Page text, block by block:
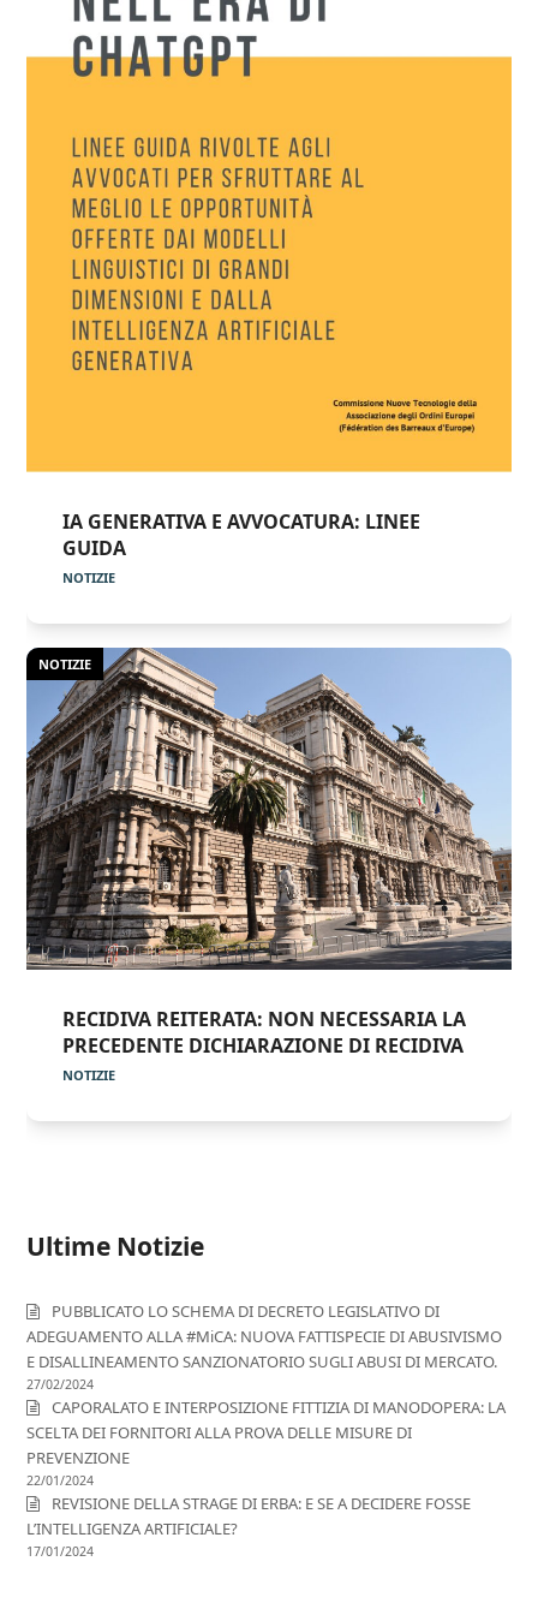
IA GENERATIVA E AVVOCATURA: LINEE
GUIDA
NOTIZIE
NOTIZIE
RECIDIVA REITERATA: NON NECESSARIA LA
PRECEDENTE DICHIARAZIONE DI RECIDIVA
NOTIZIE
Ultime Notizie
PUBBLICATO LO SCHEMA DI DECRETO LEGISLATIVO DI
ADEGUAMENTO ALLA #MiCA: NUOVA FATTISPECIE DI ABUSIVISMO
E DISALLINEAMENTO SANZIONATORIO SUGLI ABUSI DI MERCATO.
27/02/2024
CAPORALATO E INTERPOSIZIONE FITTIZIA DI MANODOPERA: LA
SCELTA DEI FORNITORI ALLA PROVA DELLE MISURE DI
PREVENZIONE
22/01/2024
REVISIONE DELLA STRAGE DI ERBA: E SE A DECIDERE FOSSE
L’INTELLIGENZA ARTIFICIALE?
17/01/2024